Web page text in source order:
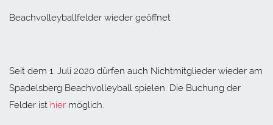
Beachvolleyballfelder wieder geöffnet
Seit dem 1. Juli 2020 dürfen auch Nichtmitglieder wieder am
Spadelsberg Beachvolleyball spielen. Die Buchung der
Felder ist hier möglich.